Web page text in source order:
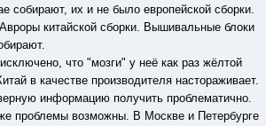
собирают, их и не было европейской сборки.
китайской сборки. Вышивальные блоки
что "мозги" у неё как раз жёлтой
в качестве производителя настораживает.
информацию получить проблематично.
проблемы возможны. В Москве и Петербурге